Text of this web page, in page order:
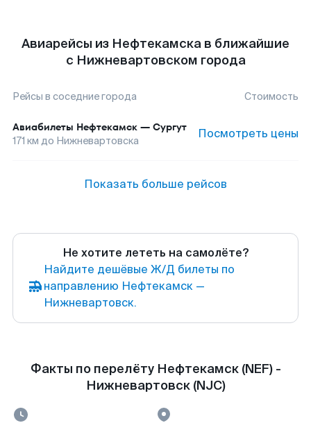
Авиарейсы из Нефтекамска в ближайшие
с Нижневартовском города
Рейсы в соседние города Стоимость
Авиабилеты Нефтекамск — Сургут
171 км до Нижневартовска Посмотреть цены
Показать больше рейсов
Не хотите лететь на самолёте?
Найдите дешёвые Ж/Д билеты по
направлению Нефтекамск —
Нижневартовск.
Факты по перелёту Нефтекамск (NEF) -
Нижневартовск (NJC)